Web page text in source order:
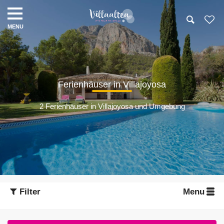
Ferienhäuser in Villajoyosa
2 Ferienhäuser in Villajoyosa und Umgebung
Filter Menu